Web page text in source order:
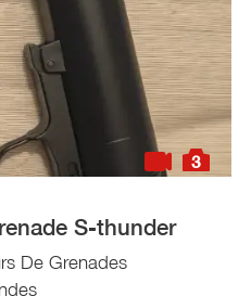
3
S-thunder
De Grenades